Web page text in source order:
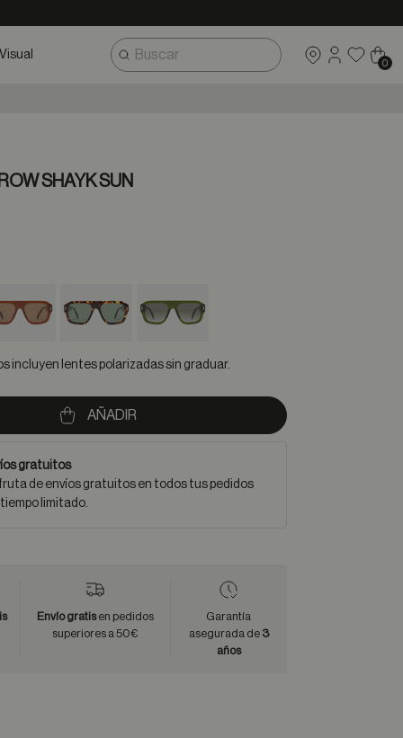
0
SHAYK SUN
incluyen lentes polarizadas sin graduar.
AÑADIR
gratuitos
de envíos gratuitos en todos tus pedidos
limitado.
Envío gratisen pedidos
superiores a 50€
Garantía
asegurada de 3
años